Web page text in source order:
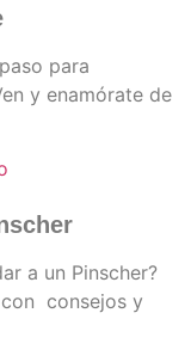
para
y enamórate de
a un Pinscher?
consejos y